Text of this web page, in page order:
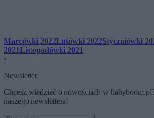
Marcówki 2022Lutówki 2022Styczniówki
2021Listopadówki 2021
•
Newsletter
Chcesz wiedzieć o nowościach w
naszego newslettera!